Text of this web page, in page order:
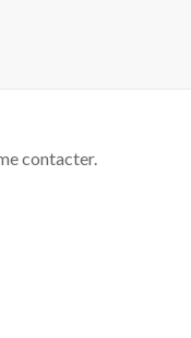
contacter.